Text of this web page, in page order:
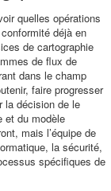
quelles opérations
déjà en
de cartographie
de flux de
dans le champ
faire progresser
la décision de le
et du modèle
mais l’équipe de
la sécurité,
spécifiques de